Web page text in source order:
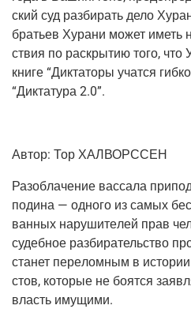
ский суд раз­би­рать дело
бра­тьев Хура­ни может
ствия по рас­кры­тию того,
кни­ге “Дик­та­то­ры учат­ся
“Дик­та­ту­ра 2.0”.
Автор: Тор ХАЛВОРССЕН
Раз­об­ла­че­ние вас­са­ла
по­ди­на — одно­го из самых
ван­ных нару­ши­те­лей прав
судеб­ное раз­би­ра­тель­ство
ста­нет пере­лом­ным в
стов, кото­рые не боят­ся
власть имущими.